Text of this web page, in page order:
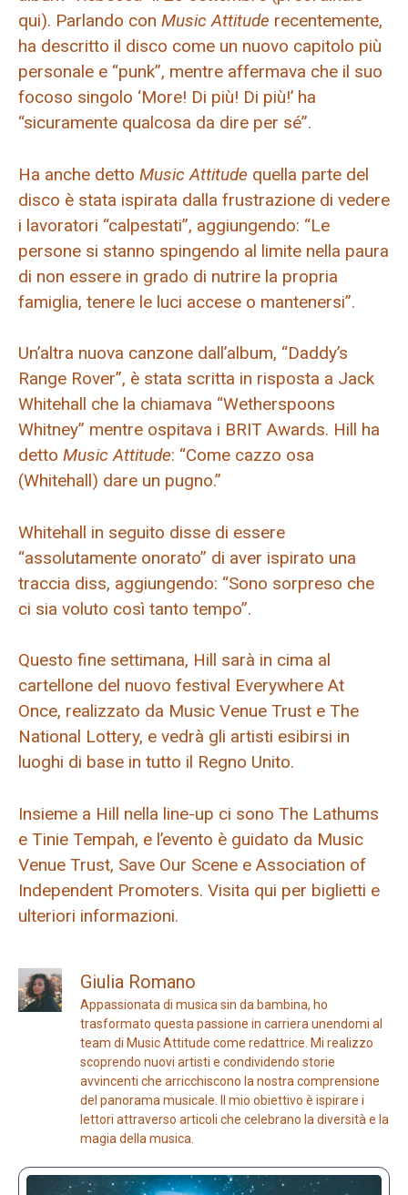
qui). Parlando con Music Attitude recentemente,
ha descritto il disco come un nuovo capitolo più
personale e “punk”, mentre affermava che il suo
focoso singolo ‘More! Di più! Di più!’ ha
“sicuramente qualcosa da dire per sé”.
Ha anche detto Music Attitude quella parte del
disco è stata ispirata dalla frustrazione di vedere
i lavoratori “calpestati”, aggiungendo: “Le
persone si stanno spingendo al limite nella paura
di non essere in grado di nutrire la propria
famiglia, tenere le luci accese o mantenersi”.
Un’altra nuova canzone dall’album, “Daddy’s
Range Rover”, è stata scritta in risposta a Jack
Whitehall che la chiamava “Wetherspoons
Whitney” mentre ospitava i BRIT Awards. Hill ha
detto Music Attitude: “Come cazzo osa
(Whitehall) dare un pugno.”
Whitehall in seguito disse di essere
“assolutamente onorato” di aver ispirato una
traccia diss, aggiungendo: “Sono sorpreso che
ci sia voluto così tanto tempo”.
Questo fine settimana, Hill sarà in cima al
cartellone del nuovo festival Everywhere At
Once, realizzato da Music Venue Trust e The
National Lottery, e vedrà gli artisti esibirsi in
luoghi di base in tutto il Regno Unito.
Insieme a Hill nella line-up ci sono The Lathums
e Tinie Tempah, e l’evento è guidato da Music
Venue Trust, Save Our Scene e Association of
Independent Promoters. Visita qui per biglietti e
ulteriori informazioni.
Giulia Romano
Appassionata di musica sin da bambina, ho
trasformato questa passione in carriera unendomi al
team di Music Attitude come redattrice. Mi realizzo
scoprendo nuovi artisti e condividendo storie
avvincenti che arricchiscono la nostra comprensione
del panorama musicale. Il mio obiettivo è ispirare i
lettori attraverso articoli che celebrano la diversità e la
magia della musica.